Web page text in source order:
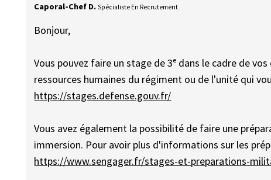
Caporal-Chef D. Spécialiste En Recrutement
Bonjour,
Vous pouvez faire un stage de 3ᵉ dans le cadre de
ressources humaines du régiment ou de l'unité qui
https://stages.defense.gouv.fr/
Vous avez également la possibilité de faire une
immersion. Pour avoir plus d'informations sur les
https://www.sengager.fr/stages-et-preparations-